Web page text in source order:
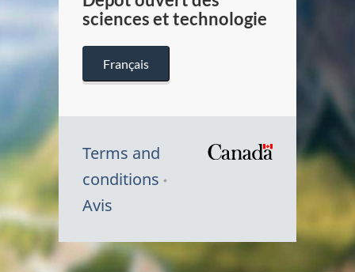
sciences et technologie
Français
Terms and
conditions
Avis